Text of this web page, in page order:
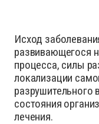
Исход
развивающегося
процесса, силы
локализации
разрушительного
состояния
лечения.